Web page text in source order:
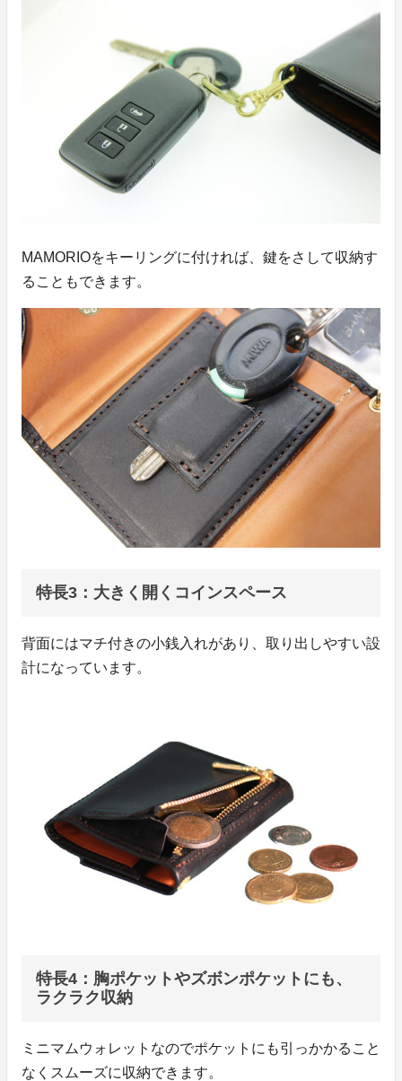
MAMORIOをキーリングに付ければ、鍵をさして収納す
ることもできます。
特長3：大きく開くコインスペース
背面にはマチ付きの小銭入れがあり、取り出しやすい設
計になっています。
特長4：胸ポケットやズボンポケットにも、
ラクラク収納
ミニマムウォレットなのでポケットにも引っかかること
なくスムーズに収納できます。